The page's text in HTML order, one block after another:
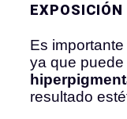
EXPOSICIÓN
Es
ya que
resultado